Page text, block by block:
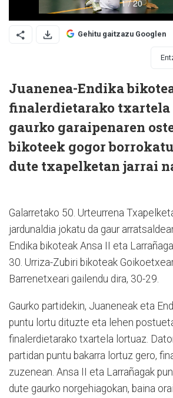
Gehitu gaitzazu Googlen
Juanenea-Endika
finalerdietarako
gaurko garaipenaren
bikoteek gogor
dute txapelketan jarrai
Galarretako 50. Urteurrena
jardunaldia jokatu da gaur
Endika bikoteak Ansa II eta
30. Urriza-Zubiri bikoteak
Barrenetxeari gailendu dira, 30-29.
Gaurko partidekin, Juaneneak eta
puntu lortu dituzte eta lehen
finalerdietarako txartela lortuaz.
partidan puntu bakarra lortuz gero,
zuzenean. Ansa II eta Larrañagak
dute gaurko norgehiagokan, baina